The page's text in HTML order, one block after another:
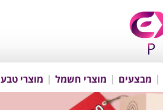
מבצעים מוצרי חשמל מוצרי טבע